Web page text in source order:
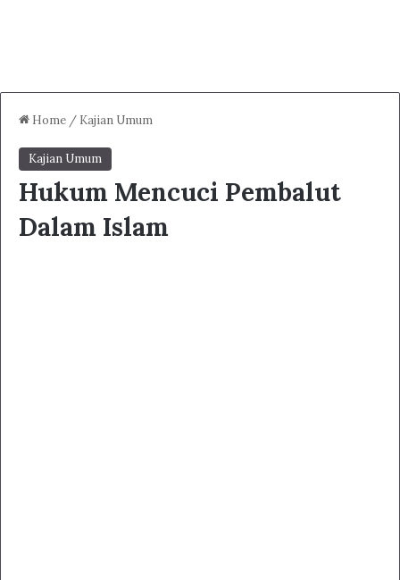
Home / Kajian Umum
Kajian Umum
Hukum Mencuci Pembalut
Dalam Islam